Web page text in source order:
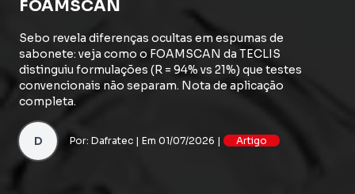
FOAMSCAN
Sebo revela diferenças ocultas em espumas de
sabonete: veja como o FOAMSCAN da TECLIS
distinguiu formulações (R = 94% vs 21%) que testes
convencionais não separam. Nota de aplicação
completa.
D Por: Dafratec | Em 01/07/2026 | Artigo